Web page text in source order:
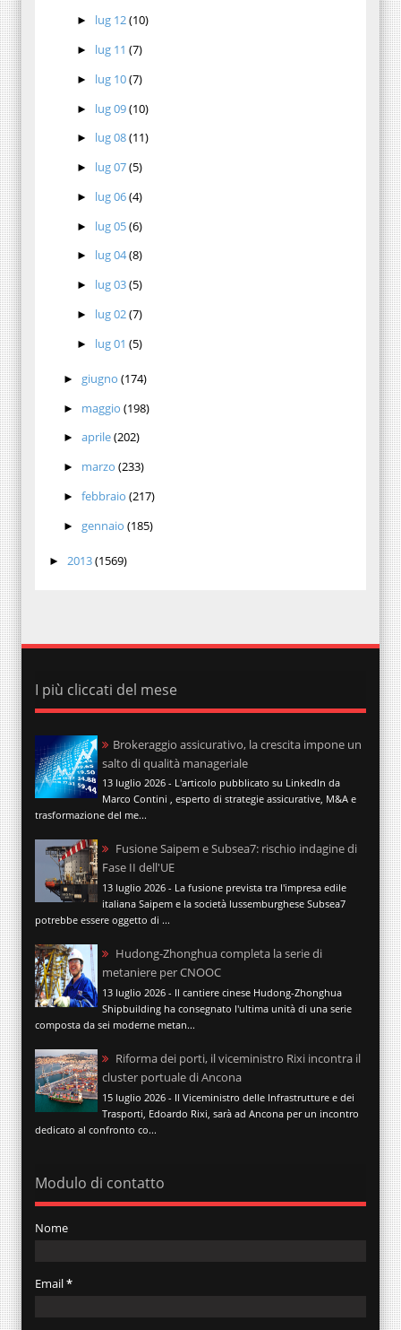
► lug 12(10)
► lug 11(7)
► lug 10(7)
► lug 09(10)
► lug 08(11)
► lug 07(5)
► lug 06(4)
► lug 05(6)
► lug 04(8)
► lug 03(5)
► lug 02(7)
► lug 01(5)
► giugno (174)
► maggio (198)
► aprile(202)
► marzo (233)
► febbraio (217)
► gennaio (185)
► 2013(1569)
I più cliccati del mese
Brokeraggio assicurativo, la crescita impone un
salto di qualità manageriale
13 luglio 2026 - L'articolo pubblicato su LinkedIn da
Marco Contini , esperto di strategie assicurative, M&A e
trasformazione del me...
Fusione Saipem e Subsea7: rischio indagine di
Fase II dell'UE
13 luglio 2026 - La fusione prevista tra l'impresa edile
italiana Saipem e la società lussemburghese Subsea7
potrebbe essere oggetto di ...
Hudong-Zhonghua completa la serie di
metaniere per CNOOC
13 luglio 2026 - Il cantiere cinese Hudong-Zhonghua
Shipbuilding ha consegnato l'ultima unità di una serie
composta da sei moderne metan...
Riforma dei porti, il viceministro Rixi incontra il
cluster portuale di Ancona
15 luglio 2026 - Il Viceministro delle Infrastrutture e dei
Trasporti, Edoardo Rixi, sarà ad Ancona per un incontro
dedicato al confronto co...
Modulo di contatto
Nome
Email*